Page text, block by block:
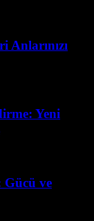
Yeni
Gücü ve